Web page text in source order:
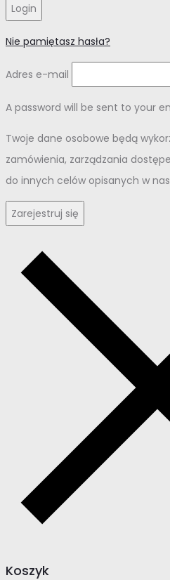
Login
Nie pamiętasz hasła?
Adres e-mail
A password will be sent to your
Twoje dane osobowe będą
zamówienia, zarządzania
do innych celów opisanych w
Zarejestruj się
Koszyk